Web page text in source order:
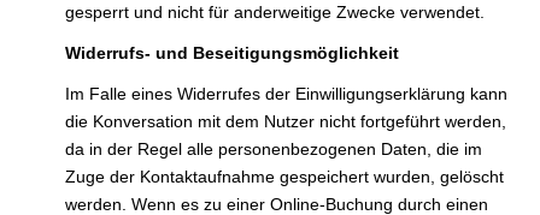
gesperrt und nicht für anderweitige Zwecke verwendet.
Widerrufs- und Beseitigungsmöglichkeit
Im Falle eines Widerrufes der Einwilligungserklärung kann
die Konversation mit dem Nutzer nicht fortgeführt werden,
da in der Regel alle personenbezogenen Daten, die im
Zuge der Kontaktaufnahme gespeichert wurden, gelöscht
werden. Wenn es zu einer Online-Buchung durch einen